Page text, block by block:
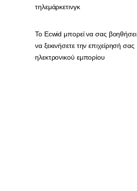
τηλεμάρκετινγκ
Το Ecwid μπορεί να σας βοηθήσει
να ξεκινήσετε την επιχείρησή σας
ηλεκτρονικού εμπορίου